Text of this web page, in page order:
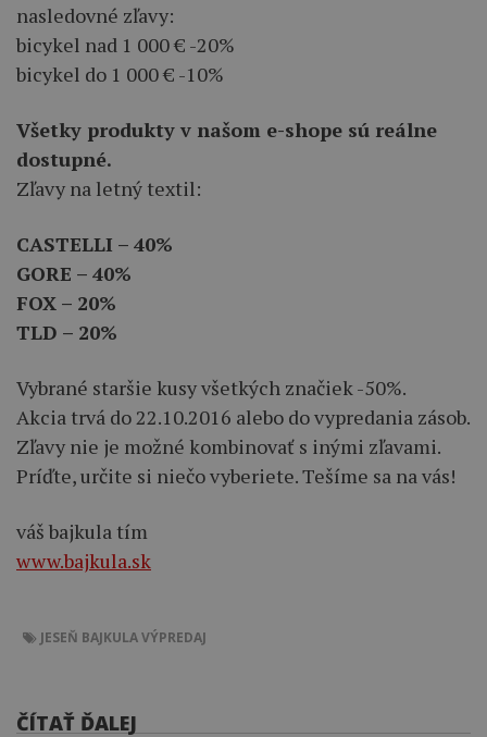
nasledovné zľavy:
bicykel nad 1 000 € -20%
bicykel do 1 000 € -10%
Všetky produkty v našom e-shope sú reálne
dostupné.
Zľavy na letný textil:
CASTELLI – 40%
GORE – 40%
FOX – 20%
TLD – 20%
Vybrané staršie kusy všetkých značiek -50%.
Akcia trvá do 22.10.2016 alebo do vypredania zásob.
Zľavy nie je možné kombinovať s inými zľavami.
Príďte, určite si niečo vyberiete. Tešíme sa na vás!
váš bajkula tím
www.bajkula.sk
JESEŇ BAJKULAVÝPREDAJ
ČÍTAŤ ĎALEJ